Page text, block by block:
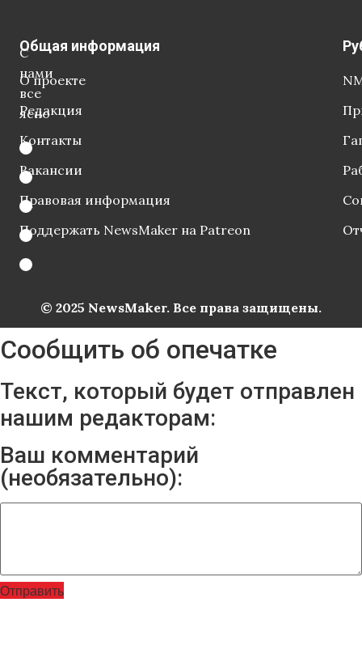
С
нами
все
ясно
Общая информация
О проекте
Редакция
Контакты
Вакансии
Правовая информация
Поддержать NewsMaker на Patreon
© 2025 NewsMaker. Все права защищены.
Сообщить об опечатке
Текст, который будет отправлен
нашим редакторам:
Ваш комментарий
(необязательно):
Отправить